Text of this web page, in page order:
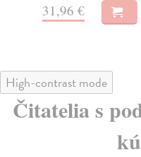
31,96 €
High-contrast mode
Čitatelia s